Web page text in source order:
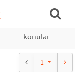
konular
1